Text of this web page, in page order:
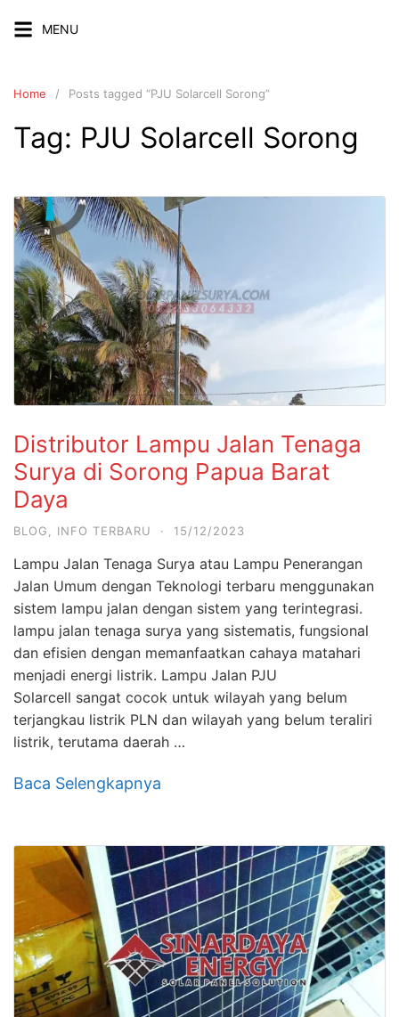
MENU
Home Posts tagged “PJU Solarcell Sorong”
Tag: PJU Solarcell Sorong
Distributor Lampu Jalan Tenaga
Surya di Sorong Papua Barat
Daya
BLOG INFO TERBARU · 15/12/2023
Lampu Jalan Tenaga Surya atau Lampu Penerangan
Jalan Umum dengan Teknologi terbaru menggunakan
sistem lampu jalan dengan sistem yang terintegrasi.
lampu jalan tenaga surya yang sistematis, fungsional
dan efisien dengan memanfaatkan cahaya matahari
menjadi energi listrik. Lampu Jalan PJU
Solarcell sangat cocok untuk wilayah yang belum
terjangkau listrik PLN dan wilayah yang belum teraliri
listrik, terutama daerah …
Baca Selengkapnya